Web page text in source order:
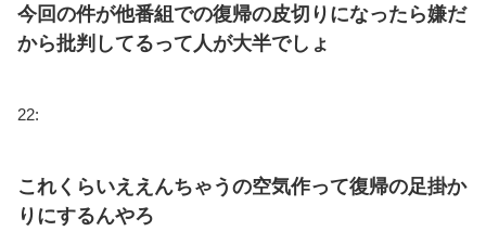
今回の件が他番組での復帰の皮切りになったら嫌だ
から批判してるって人が大半でしょ
22:
これくらいええんちゃうの空気作って復帰の足掛か
りにするんやろ